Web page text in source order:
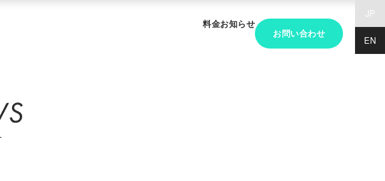
料金お知らせ
お問い合わせ
JP
EN